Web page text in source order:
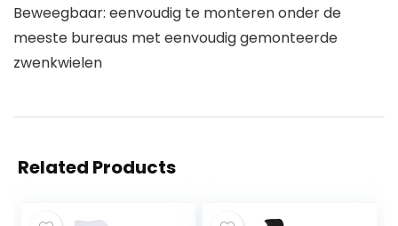
Beweegbaar: eenvoudig te monteren onder de
meeste bureaus met eenvoudig gemonteerde
zwenkwielen
Related Products